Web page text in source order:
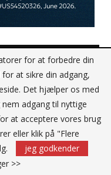
for at forbedre din
at sikre din adgang,
Det hjælper os med
adgang til nyttige
at acceptere vores brug
eller klik på "Flere
jeg godkender
>>